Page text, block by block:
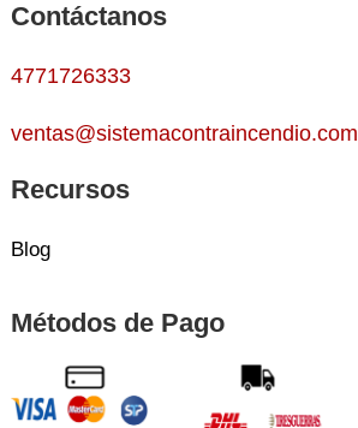
Contáctanos
4771726333
ventas@sistemacontraincendio.com
Recursos
Blog
Métodos de Pago